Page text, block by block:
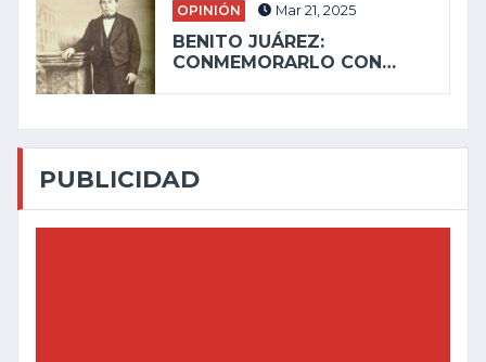
OPINIÓN Mar 21, 2025
BENITO JUÁREZ:
CONMEMORARLO CON…
PUBLICIDAD